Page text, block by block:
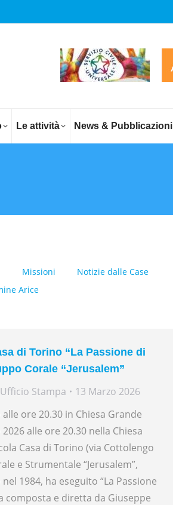
Le attività News & Pubblicazioni
Missioni
Notizie dalle Case
Arice
di Torino “La Passione di
Corale “Jerusalem”
Ufficio Stampa
13 Marzo 2026
ore 20.30 in Chiesa Grande
alle ore 20.30 nella Chiesa
Casa di Torino (via Cottolengo
e Strumentale “Jerusalem”,
1984, ha eseguito “La Passione
composta e diretta da Giuseppe